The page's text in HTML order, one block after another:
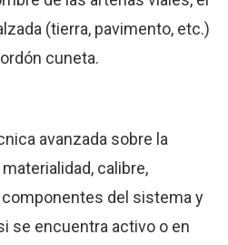
(tierra, pavimento, etc.)
cuneta.
avanzada sobre la
calibre,
del sistema y
se encuentra activo o en